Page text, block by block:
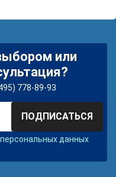
или
778-89-93
ПОДПИСАТЬСЯ
данных